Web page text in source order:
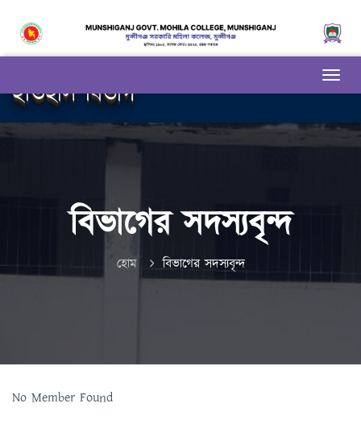
ইতিহাস বিভাগ
বিভাগের সদস্যবৃন্দ
হোম বিভাগের সদস্যবৃন্দ
No Member Found